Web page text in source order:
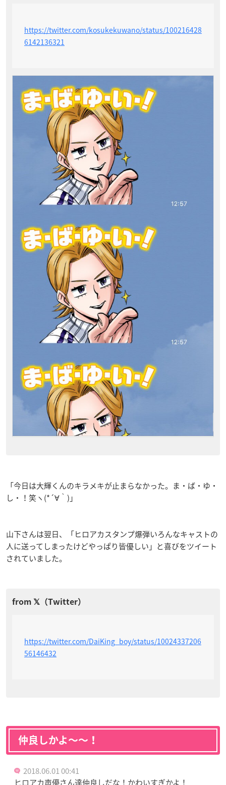
https://twitter.com/kosukekuwano/status/100216428
6142136321
「今日は大輝くんのキラメキが止まらなかった。ま・ば・ゆ・
し・！笑ヽ(*´∀｀)」
山下さんは翌日、「ヒロアカスタンプ爆弾いろんなキャストの
人に送ってしまったけどやっぱり皆優しい」と喜びをツイート
されていました。
https://twitter.com/DaiKing_boy/status/10024337206
56146432
仲良しかよ〜〜！
2018.06.01 00:41
ヒロアカ声優さん達仲良しだな！かわいすぎかよ！